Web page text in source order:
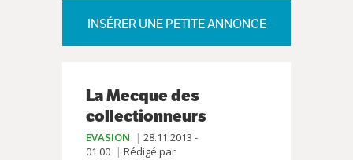
INSÉRER UNE PETITE ANNONCE
La Mecque des
collectionneurs
EVASION
28.11.2013 -
01:00
Rédigé par